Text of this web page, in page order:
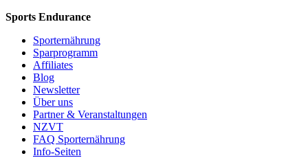
Sports Endurance
Sporternährung
Sparprogramm
Affiliates
Blog
Newsletter
Über uns
Partner & Veranstaltungen
NZVT
FAQ Sporternährung
Info-Seiten